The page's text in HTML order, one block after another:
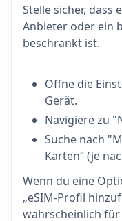
Stelle sicher, dass
Anbieter oder ein
beschränkt ist.
Öffne die
Gerät.
Navigiere zu
Suche nach
Karten“ (je
Wenn du eine
„eSIM-Profil
wahrscheinlich